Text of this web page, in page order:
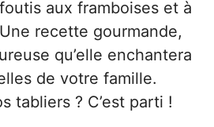
aux framboises et à
recette gourmande,
qu’elle enchantera
de votre famille.
tabliers ? C’est parti !